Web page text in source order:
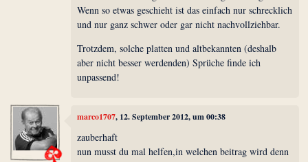
Wenn so etwas geschieht ist das einfach nur schrecklich
und nur ganz schwer oder gar nicht nachvollziehbar.
Trotzdem, solche platten und altbekannten (deshalb
aber nicht besser werdenden) Sprüche finde ich
unpassend!
marco1707, 12. September 2012, um 00:38
zauberhaft
nun musst du mal helfen,in welchen beitrag wird denn